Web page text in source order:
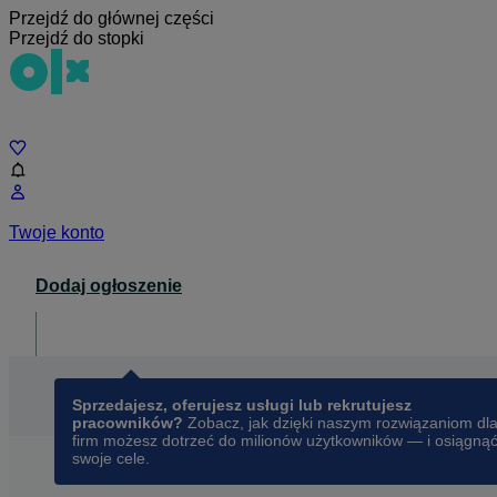
Przejdź do głównej części
Przejdź do stopki
Twoje konto
Dodaj ogłoszenie
Sprzedajesz, oferujesz usługi lub rekrutujesz
pracowników? Zobacz, jak dzięki naszym rozwiązaniom dla
firm możesz dotrzeć do milionów użytkowników — i osiągnąć
swoje cele.